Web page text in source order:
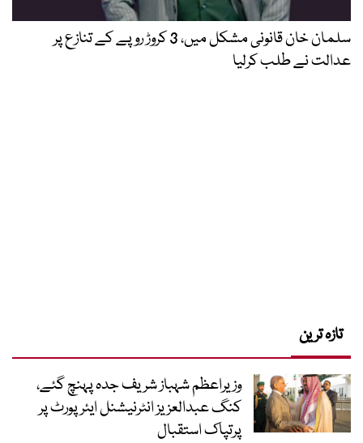
سلمان خان قانونی مشکل میں، 3 کروڑ روپے کے تنازع پر
عدالت نے طلب کرلیا
تازہ ترین
وزیراعظم شہباز شریف جدہ پہنچ گئے،
کنگ عبدالعزیز انٹرنیشنل ایئر پورٹ پر
پرتپاک استقبال